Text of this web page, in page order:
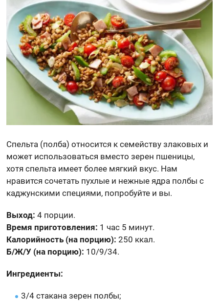
Спельта (полба) относится к семейству злаковых и
может использоваться вместо зерен пшеницы,
хотя спельта имеет более мягкий вкус. Нам
нравится сочетать пухлые и нежные ядра полбы с
каджунскими специями, попробуйте и вы.
Выход: 4 порции.
Время приготовления: 1 час 5 минут.
Калорийность (на порцию): 250 ккал.
Б/Ж/У (на порцию): 10/9/34.
Ингредиенты:
3/4 стакана зерен полбы;